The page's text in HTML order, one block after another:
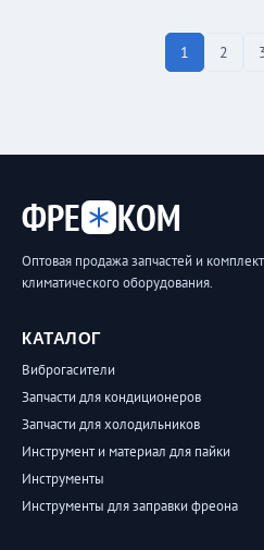
1 2
ФРЕ КОМ
Оптовая продажа запчастей и
климатического оборудования.
КАТАЛОГ
Виброгасители
Запчасти для кондиционеров
Запчасти для холодильников
Инструмент и материал для пайки
Инструменты
Инструменты для заправки фреона